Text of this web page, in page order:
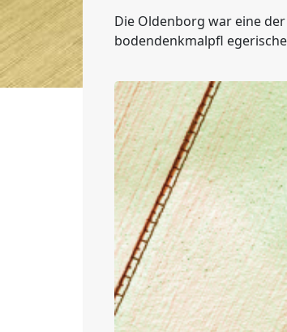
Die Oldenborg war eine
bodendenkmalpfl